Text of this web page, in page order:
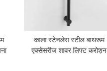
काला स्टेनलेस स्टील बाथरूम
एक्सेसरीज शावर लिफ्ट करोश़न